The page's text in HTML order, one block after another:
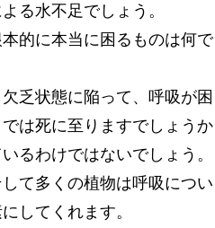
る水不足でしょう。
的に本当に困るものは何で
乏状態に陥って、呼吸が困
は死に至りますでしょうか
るわけではないでしょう。
て多くの植物は呼吸につい
してくれます。